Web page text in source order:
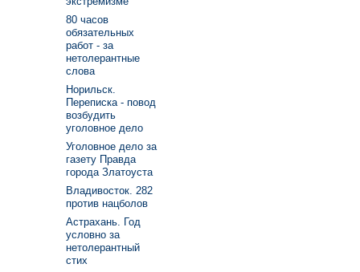
80 часов
обязательных
работ - за
нетолерантные
слова
Норильск.
Переписка - повод
возбудить
уголовное дело
Уголовное дело за
газету Правда
города Златоуста
Владивосток. 282
против нацболов
Астрахань. Год
условно за
нетолерантный
стих